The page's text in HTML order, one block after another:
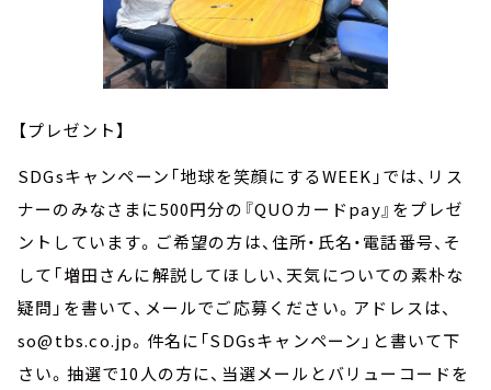
【プレゼント】
SDGsキャンペーン「地球を笑顔にするWEEK」では、リス
ナーのみなさまに500円分の『QUOカードpay』をプレゼ
ントしています。ご希望の方は、住所・氏名・電話番号、そ
して「増田さんに解説してほしい、天気についての素朴な
疑問」を書いて、メールでご応募ください。アドレスは、
so@tbs.co.jp。件名に「SDGsキャンペーン」と書いて下
さい。抽選で10人の方に、当選メールとバリューコードを